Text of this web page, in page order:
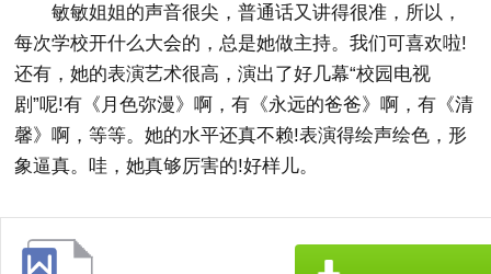
敏敏姐姐的声音很尖，普通话又讲得很准，所以，
每次学校开什么大会的，总是她做主持。我们可喜欢啦!
还有，她的表演艺术很高，演出了好几幕“校园电视
剧”呢!有《月色弥漫》啊，有《永远的爸爸》啊，有《清
馨》啊，等等。她的水平还真不赖!表演得绘声绘色，形
象逼真。哇，她真够厉害的!好样儿。